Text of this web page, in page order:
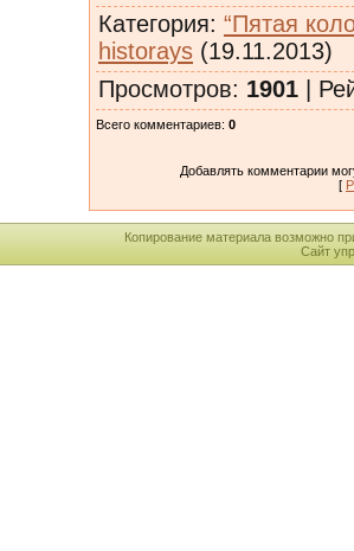
Категория: “Пятая
historays (19.11.2013)
Просмотров: 1901 |
Всего комментариев: 0
Добавлять комментарии
[
Копирование материала возможно
Сайт